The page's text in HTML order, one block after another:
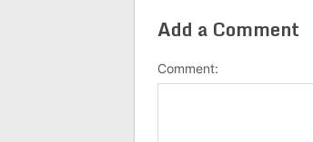
Add a Comment
Comment: